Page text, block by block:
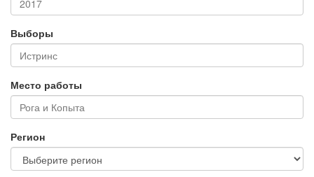
Выборы
Место работы
Регион